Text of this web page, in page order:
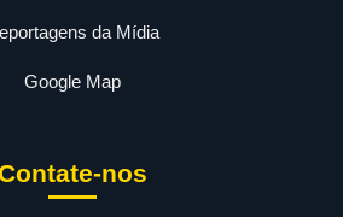
da Mídia
Google Map
nos